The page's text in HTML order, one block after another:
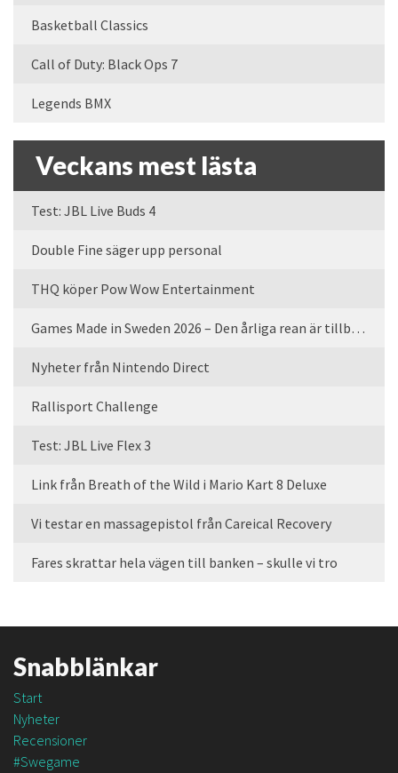
Basketball Classics
Call of Duty: Black Ops 7
Legends BMX
Veckans mest lästa
Test: JBL Live Buds 4
Double Fine säger upp personal
THQ köper Pow Wow Entertainment
Games Made in Sweden 2026 – Den årliga rean är tillbaka
Nyheter från Nintendo Direct
Rallisport Challenge
Test: JBL Live Flex 3
Link från Breath of the Wild i Mario Kart 8 Deluxe
Vi testar en massagepistol från Careical Recovery
Fares skrattar hela vägen till banken – skulle vi tro
Snabblänkar
Start
Nyheter
Recensioner
#Swegame